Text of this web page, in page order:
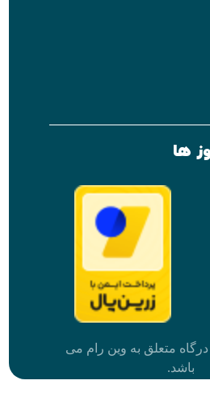
ها
متعلق به وین رام می
باشد.